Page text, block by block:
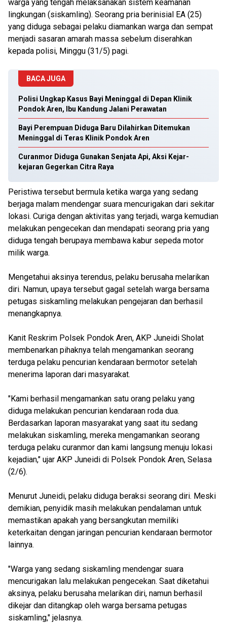
warga yang tengah melaksanakan sistem keamanan
lingkungan (siskamling). Seorang pria berinisial EA (25)
yang diduga sebagai pelaku diamankan warga dan sempat
menjadi sasaran amarah massa sebelum diserahkan
kepada polisi, Minggu (31/5) pagi.
BACA JUGA
Polisi Ungkap Kasus Bayi Meninggal di Depan Klinik
Pondok Aren, Ibu Kandung Jalani Perawatan
Bayi Perempuan Diduga Baru Dilahirkan Ditemukan
Meninggal di Teras Klinik Pondok Aren
Curanmor Diduga Gunakan Senjata Api, Aksi Kejar-
kejaran Gegerkan Citra Raya
Peristiwa tersebut bermula ketika warga yang sedang
berjaga malam mendengar suara mencurigakan dari sekitar
lokasi. Curiga dengan aktivitas yang terjadi, warga kemudian
melakukan pengecekan dan mendapati seorang pria yang
diduga tengah berupaya membawa kabur sepeda motor
milik warga.
Mengetahui aksinya terendus, pelaku berusaha melarikan
diri. Namun, upaya tersebut gagal setelah warga bersama
petugas siskamling melakukan pengejaran dan berhasil
menangkapnya.
Kanit Reskrim Polsek Pondok Aren, AKP Juneidi Sholat
membenarkan pihaknya telah mengamankan seorang
terduga pelaku pencurian kendaraan bermotor setelah
menerima laporan dari masyarakat.
"Kami berhasil mengamankan satu orang pelaku yang
diduga melakukan pencurian kendaraan roda dua.
Berdasarkan laporan masyarakat yang saat itu sedang
melakukan siskamling, mereka mengamankan seorang
terduga pelaku curanmor dan kami langsung menuju lokasi
kejadian," ujar AKP Juneidi di Polsek Pondok Aren, Selasa
(2/6).
Menurut Juneidi, pelaku diduga beraksi seorang diri. Meski
demikian, penyidik masih melakukan pendalaman untuk
memastikan apakah yang bersangkutan memiliki
keterkaitan dengan jaringan pencurian kendaraan bermotor
lainnya.
"Warga yang sedang siskamling mendengar suara
mencurigakan lalu melakukan pengecekan. Saat diketahui
aksinya, pelaku berusaha melarikan diri, namun berhasil
dikejar dan ditangkap oleh warga bersama petugas
siskamling," jelasnya.